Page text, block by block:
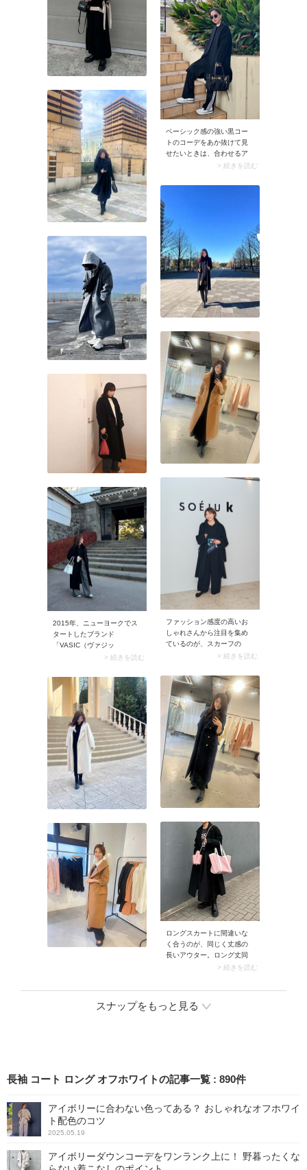
に見えますよ。このとき毛
先を軽く巻いて動きをつけ
ると、さりげないニュアン
スがプラスされてGOOD。
仕上げにヘアオイルで潤い
を足せば、洗練感のある大
人のキャップスタイルに。
ベーシック感の強い黒コー
トのコーデをあか抜けて見
せたいときは、合わせるア
イテムが鍵。一点投入で雰
るアイテムを選んでみまし
コートのスタイルも軽快で
今っぽいムードにシフト。
足元はボトムとの繋がりが
いいスニーカーを合わせる
と、さらにこなれた印象
に。このときコート以外の
アイテムをすべてカジュア
ルやスポーティにはしない
のがコツ。顔まわりのアク
セサリーやヘアスタイル、
とで、バランスの取れた着
こなしが完成します。コー
トの上質な質感に寄り添い
ながら、あえて抜くポイン
トをつくる。そのメリハリ
こそが40代の黒コートスタ
イルに洗練感をもたらす秘
けつです。
> 続きを読む
ファッション感度の高いお
しゃれさんから注目を集め
ているのが、スカーフの
「腰巻きアレンジ」。コー
なれた雰囲気に決まりま
す。しかも腰の位置で結ぶ
ことで、さりげなくスタイ
ルアップも期待できるのが
魅力。シンプルな服装のア
クセントとして取り入れる
のがおすすめです。
> 続きを読む
2015年、ニューヨークでス
タートしたブランド
「VASIC（ヴァジッ
ク）」。ここのバッグは日
ベーシックながら上品さを
感じるデザインが特徴で
す。ファッション感度の高
い女性の間で所持率が高
く、その魅力は折り紙付
き。モノトーンのシンプル
なコーデに合わせるだけで
モダンな華やかさを添えて
くれますよ。
> 続きを読む
ロングスカートに間違いな
く合うのが、同じく丈感の
長いアウター。ロング丈同
士であることでバランスが
もスカートの裾が10cmくら
クな印象も演出できます
よ。
> 続きを読む
スナップをもっと見る
長袖 コート ロング オフホワイトの記事一覧 : 890件
アイボリーに合わない色ってある？ おしゃれなオフホワイ
ト配色のコツ
2025.05.19
アイボリーダウンコーデをワンランク上に！ 野暮ったくな